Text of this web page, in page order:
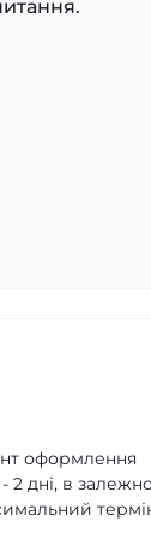
оформлення
дні, в